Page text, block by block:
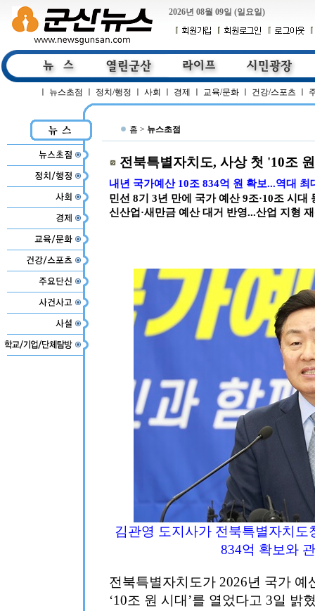
2026년 08월 09일 (일요일)
뉴스초점 정치/행정 사회 경제 교육/문화 건강/스포츠
홈 > 뉴스초점
전북특별자치도, 사상 첫 '10조
내년 국가예산 10조 834억 원 확보...역대 최
민선 8기 3년 만에 국가 예산 9조·10조 시대
신산업·새만금 예산 대거 반영...산업 지형
김관영 도지사가 전북특별자치
834억 확보와
전북특별자치도가 2026년 국가 예
‘10조 원 시대’를 열었다고 3일 밝